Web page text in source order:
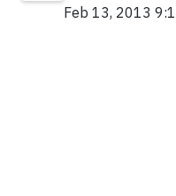
Feb 13, 2013